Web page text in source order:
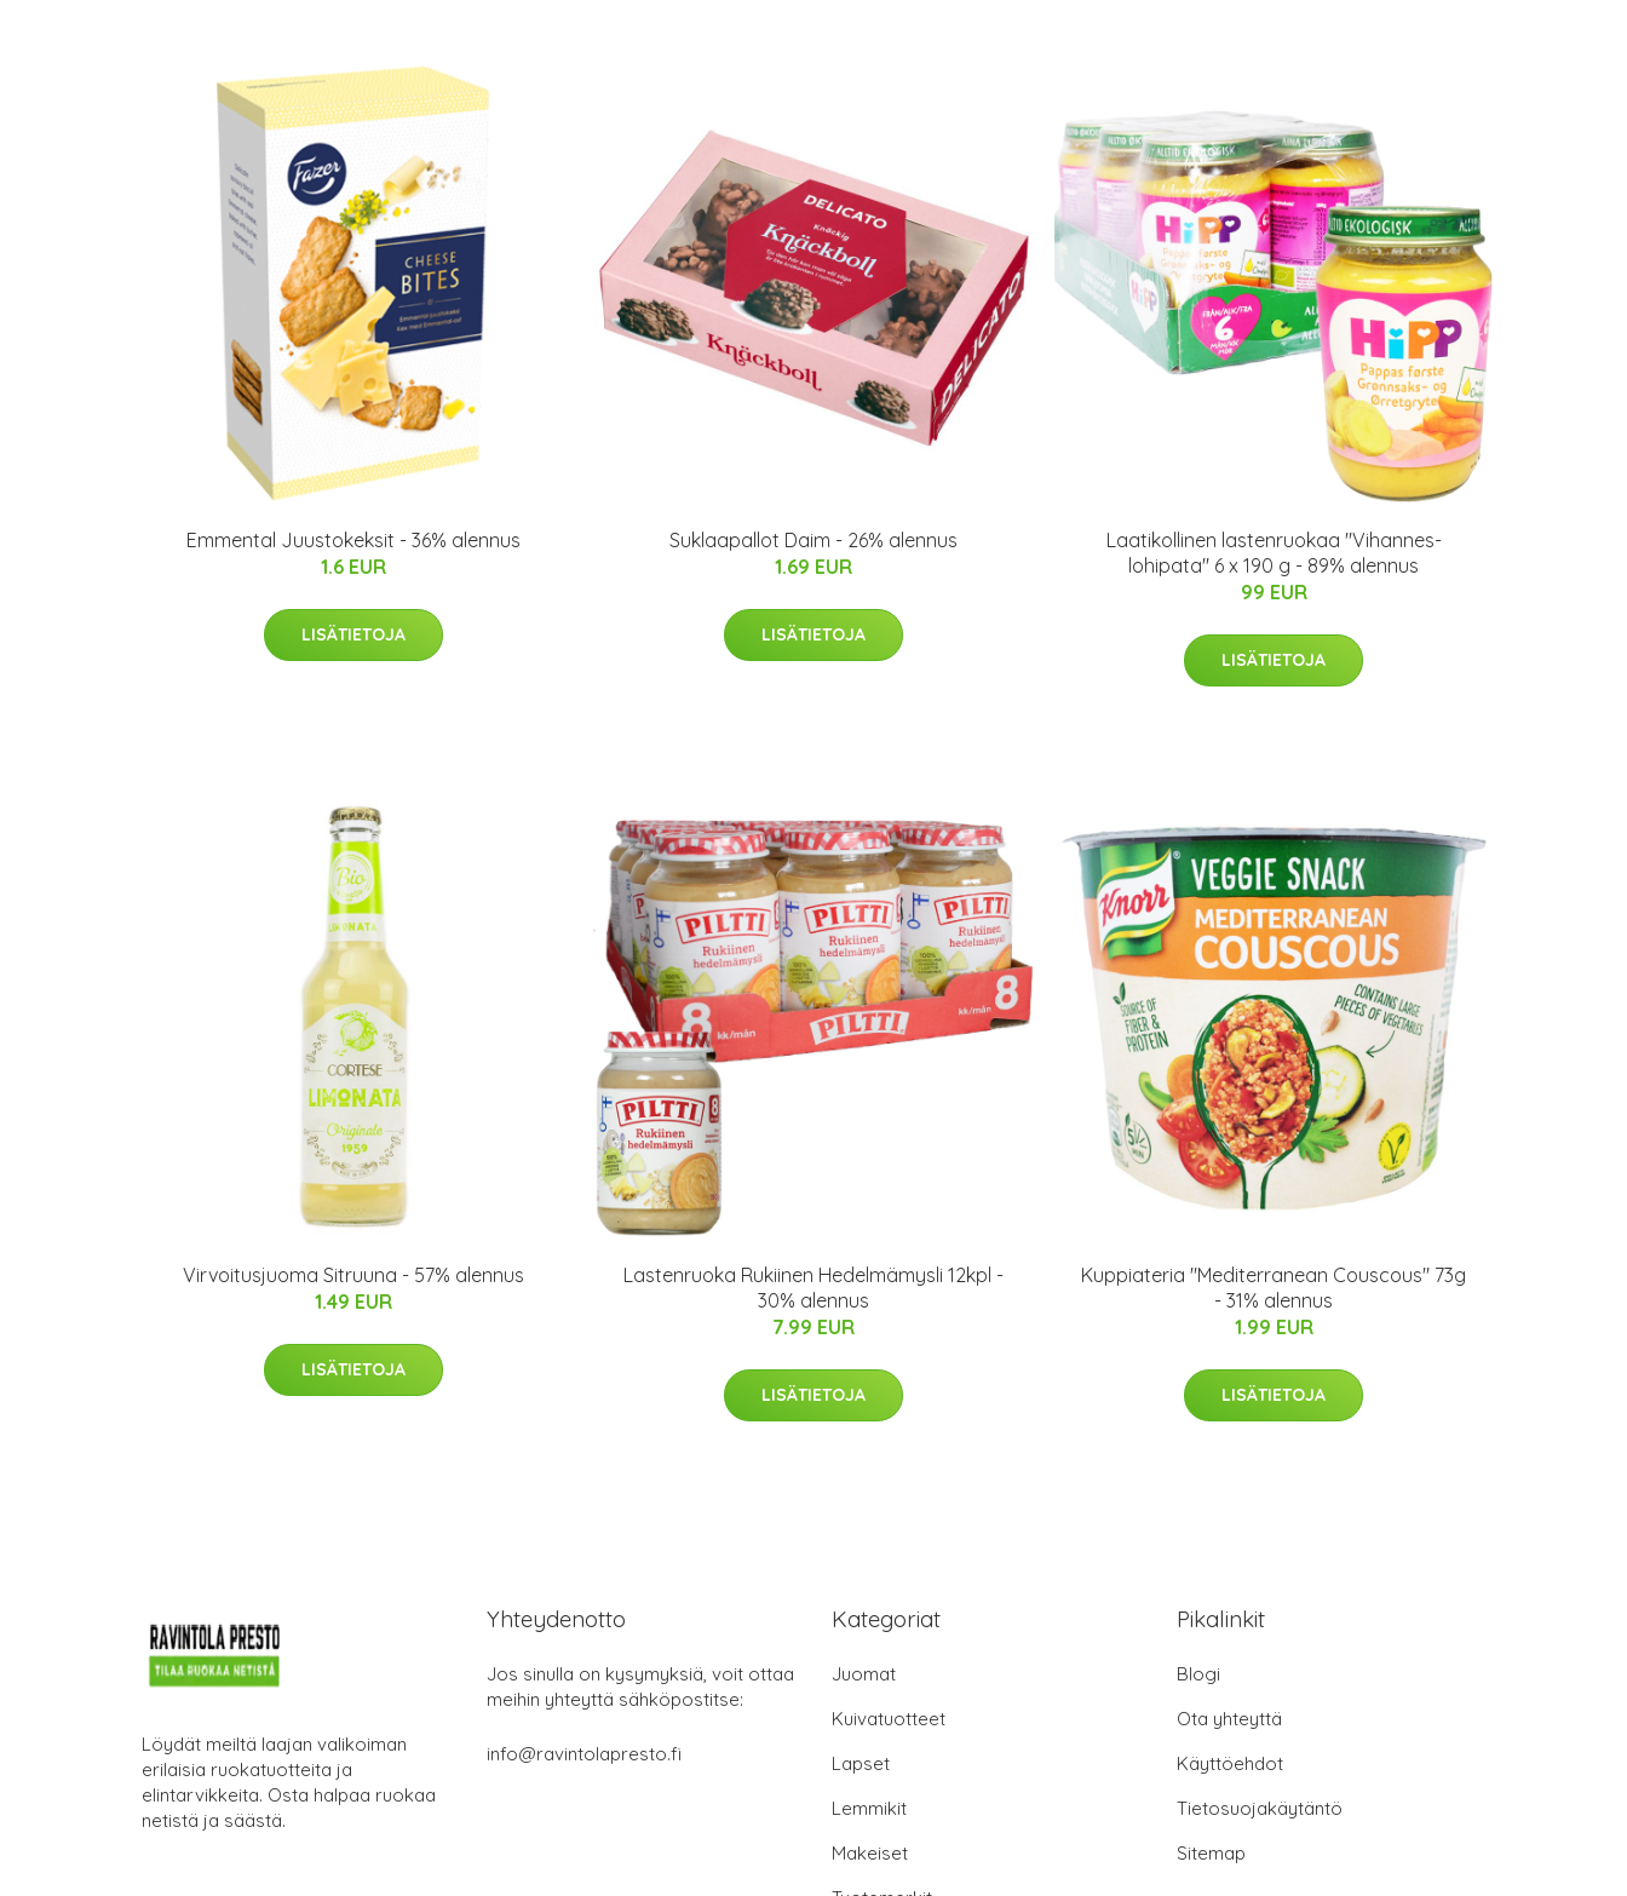
Emmental Juustokeksit - 36% alennus
1.6 EUR
LISÄTIETOJA
Suklaapallot Daim - 26% alennus
1.69 EUR
LISÄTIETOJA
Laatikollinen lastenruokaa "Vihannes-
lohipata" 6 x 190 g - 89% alennus
99 EUR
LISÄTIETOJA
Virvoitusjuoma Sitruuna - 57% alennus
1.49 EUR
LISÄTIETOJA
Lastenruoka Rukiinen Hedelmämysli 12kpl -
30% alennus
7.99 EUR
LISÄTIETOJA
Kuppiateria "Mediterranean Couscous" 73g
- 31% alennus
1.99 EUR
LISÄTIETOJA
Löydät meiltä laajan valikoiman
erilaisia ruokatuotteita ja
elintarvikkeita. Osta halpaa ruokaa
netistä ja säästä.
Yhteydenotto
Jos sinulla on kysymyksiä, voit ottaa
meihin yhteyttä sähköpostitse:
info@ravintolapresto.fi
Kategoriat
Juomat
Kuivatuotteet
Lapset
Lemmikit
Makeiset
Pikalinkit
Blogi
Ota yhteyttä
Käyttöehdot
Tietosuojakäytäntö
Sitemap